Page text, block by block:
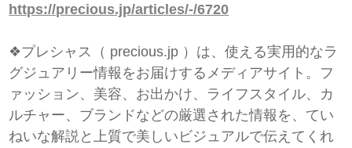
https://precious.jp/articles/-/6720
❖プレシャス（ precious.jp ）は、使える実用的なラ
グジュアリー情報をお届けするメディアサイト。フ
ァッション、美容、お出かけ、ライフスタイル、カ
ルチャー、ブランドなどの厳選された情報を、てい
ねいな解説と上質で美しいビジュアルで伝えてくれ